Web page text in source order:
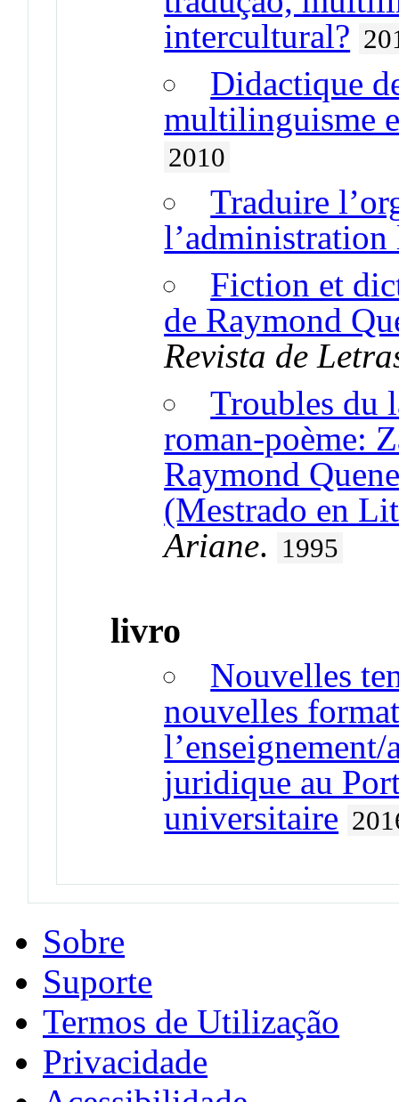
intercultural?
Didactique
multilinguisme
2010
Traduire
l’administration
Fiction et
de Raymond
Revista de
Troubles du
roman-poème:
Raymond
(Mestrado en
Ariane. 1995
livro
Nouvelles
nouvelles
juridique au
universitaire
Sobre
Suporte
Termos de Utilização
Privacidade